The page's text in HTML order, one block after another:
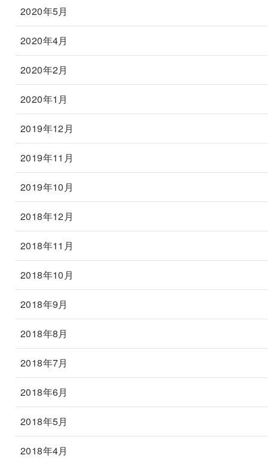
2020年5月
2020年4月
2020年2月
2020年1月
2019年12月
2019年11月
2019年10月
2018年12月
2018年11月
2018年10月
2018年9月
2018年8月
2018年7月
2018年6月
2018年5月
2018年4月